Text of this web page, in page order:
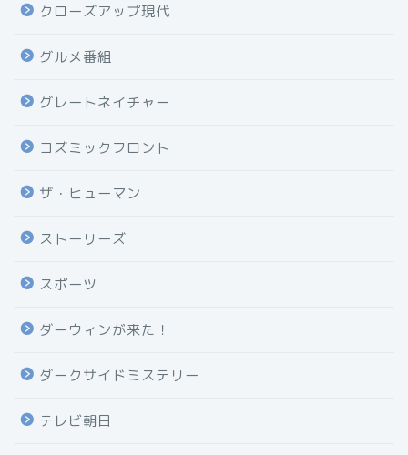
クローズアップ現代
グルメ番組
グレートネイチャー
コズミックフロント
ザ・ヒューマン
ストーリーズ
スポーツ
ダーウィンが来た！
ダークサイドミステリー
テレビ朝日